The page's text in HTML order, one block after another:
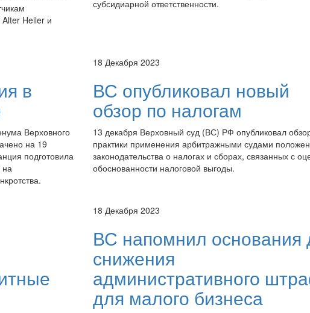
Heiler и
субсидиарной ответственности.
в
Верховного
на 19
подготовила
на
18 Декабря 2023
ВС опубликовал новый
обзор по налогам
13 декабря Верховный суд (ВС) РФ опубликовал
практики применения арбитражными судами
законодательства о налогах и сборах, связанных с
обоснованности налоговой выгоды.
18 Декабря 2023
ВС напомнил основания
снижения
административного
для малого бизнеса